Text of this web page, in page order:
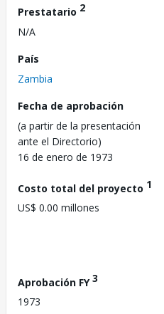
Prestatario 2
N/A
País
Zambia
Fecha de aprobación
(a partir de la presentación
ante el Directorio)
16 de enero de 1973
Costo total del proyecto 1
US$ 0.00 millones
Aprobación FY3
1973